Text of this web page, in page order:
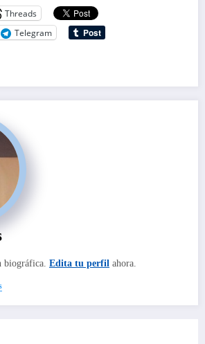
Threads
Telegram
biográfica. Edita tu perfil ahora.